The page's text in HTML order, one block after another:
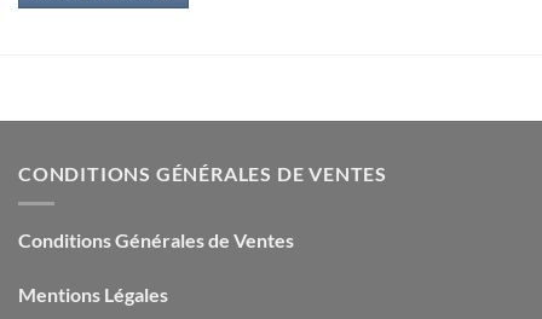
CONDITIONS GÉNÉRALES DE VENTES
Conditions Générales de Ventes
Mentions Légales